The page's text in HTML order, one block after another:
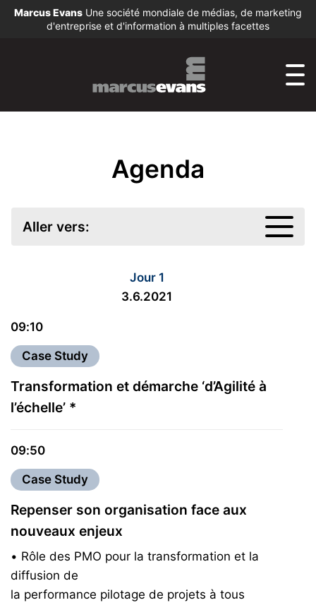
Marcus Evans Une société mondiale de médias, de marketing
d'entreprise et d'information à multiples facettes
Agenda
Aller vers:
Jour 1
3.6.2021
09:10
Case Study
Transformation et démarche ‘d’Agilité à
l’échelle’ *
09:50
Case Study
Repenser son organisation face aux
nouveaux enjeux
• Rôle des PMO pour la transformation et la
diffusion de
la performance pilotage de projets à tous